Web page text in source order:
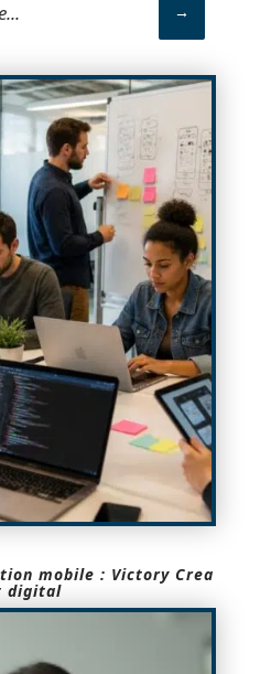
mobile : Victory Crea
digital